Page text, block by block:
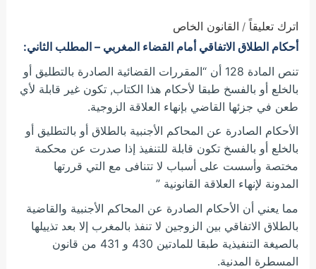
اترك تعليقاً / القانون الخاص
أحكام الطلاق الاتفاقي أمام القضاء المغربي – المطلب الثاني:
تنص المادة 128 أن “المقررات القضائية الصادرة بالتطليق أو
بالخلع أو بالفسخ طبقا لأحكام هذا الكتاب, تكون غير قابلة لأي
طعن في جزئها القاضي بإنهاء العلاقة الزوجية.
الأحكام الصادرة عن المحاكم الأجنبية بالطلاق أو بالتطليق أو
بالخلع أو بالفسخ تكون قابلة للتنفيذ إذا صدرت عن محكمة
مختصة وأسست على أسباب لا تتنافى مع التي قررتها
المدونة لإنهاء العلاقة القانونية ”
مما يعني أن الأحكام الصادرة عن المحاكم الأجنبية والقاضية
بالطلاق الاتفاقي بين الزوجين لا تنفذ بالمغرب إلا بعد تذييلها
بالصيغة التنفيذية طبقا للمادتين 430 و 431 من قانون
المسطرة المدنية.